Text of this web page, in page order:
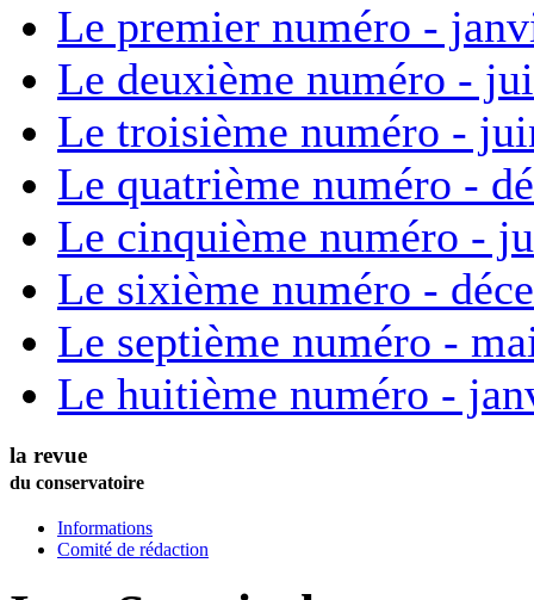
Le premier numéro -
Le deuxième numéro -
Le troisième numéro -
Le quatrième numéro -
Le cinquième numéro -
Le sixième numéro -
Le septième numéro -
Le huitième numéro -
la revue
du conservatoire
Informations
Comité de rédaction